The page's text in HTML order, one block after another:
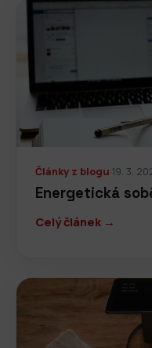
Články z blogu·19. 3.
Energetická
Celý článek →